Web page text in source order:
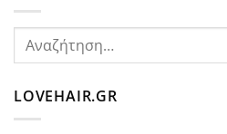
Αναζήτηση
LOVEHAIR.GR